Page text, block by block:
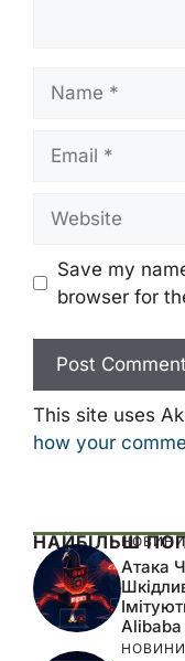
Save my
browser for
This site uses
how your
НАЙБІЛЬШНОВИНИ
Атака
Alibaba
НОВИНИ